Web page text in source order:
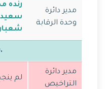
مدير دائرة
وحدة الرقابة
رنده
سعيد
مدير دائرة
التراخيص
لم